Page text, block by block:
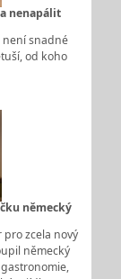
nenapálit
snadné
od koho
německý
zcela nový
německý